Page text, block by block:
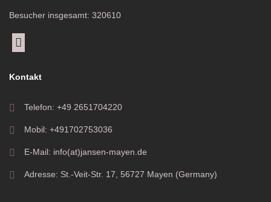
Besucher insgesamt: 320610
Kontakt
Telefon: +49 2651704220
Mobil: +491702753036
E-Mail: info(at)jansen-mayen.de
Adresse: St.-Veit-Str. 17, 56727 Mayen (Germany)